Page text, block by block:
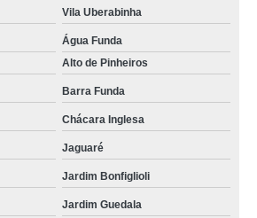
Vila Uberabinha
Água Funda
Alto de Pinheiros
Barra Funda
Chácara Inglesa
Jaguaré
Jardim Bonfiglioli
Jardim Guedala